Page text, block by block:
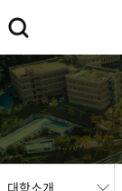
대학소개